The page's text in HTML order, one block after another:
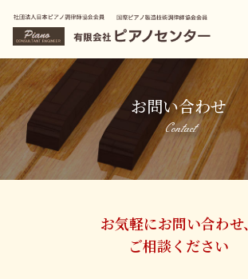
お問い合わせ
Contact
お気軽にお問い合わせ、
ご相談ください